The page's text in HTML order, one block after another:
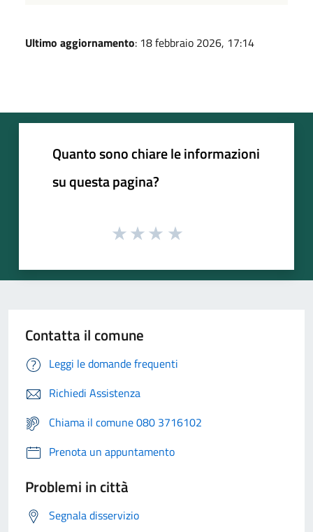
Ultimo aggiornamento: 18 febbraio 2026, 17:14
Quanto sono chiare le informazioni
su questa pagina?
Contatta il comune
Leggi le domande frequenti
Richiedi Assistenza
Chiama il comune 080 3716102
Prenota un appuntamento
Problemi in città
Segnala disservizio